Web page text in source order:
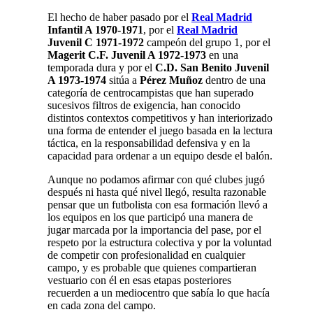
El hecho de haber pasado por el Real Madrid
Infantil A 1970-1971, por el Real Madrid
Juvenil C 1971-1972 campeón del grupo 1, por el
Magerit C.F. Juvenil A 1972-1973 en una
temporada dura y por el C.D. San Benito Juvenil
A 1973-1974 sitúa a Pérez Muñoz dentro de una
categoría de centrocampistas que han superado
sucesivos filtros de exigencia, han conocido
distintos contextos competitivos y han interiorizado
una forma de entender el juego basada en la lectura
táctica, en la responsabilidad defensiva y en la
capacidad para ordenar a un equipo desde el balón.
Aunque no podamos afirmar con qué clubes jugó
después ni hasta qué nivel llegó, resulta razonable
pensar que un futbolista con esa formación llevó a
los equipos en los que participó una manera de
jugar marcada por la importancia del pase, por el
respeto por la estructura colectiva y por la voluntad
de competir con profesionalidad en cualquier
campo, y es probable que quienes compartieran
vestuario con él en esas etapas posteriores
recuerden a un mediocentro que sabía lo que hacía
en cada zona del campo.